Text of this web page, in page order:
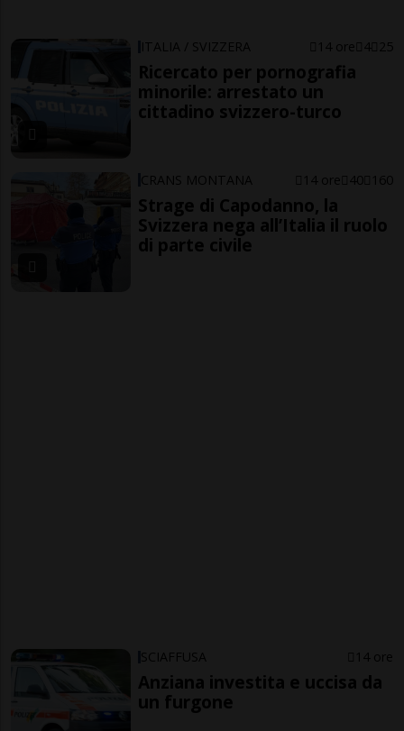
ITALIA / SVIZZERA 14 ore 4 25
Ricercato per pornografia
minorile: arrestato un
cittadino svizzero-turco
CRANS MONTANA 14 ore 40 160
Strage di Capodanno, la
Svizzera nega all’Italia il ruolo
di parte civile
SCIAFFUSA 14 ore
Anziana investita e uccisa da
un furgone